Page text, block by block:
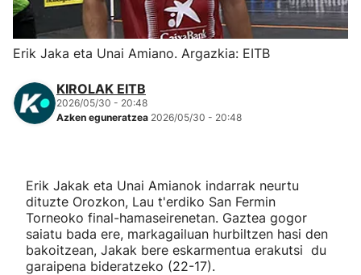
Herri-kirolak
Kirolak 360
Mendi-lasterketak
Kirol gehiago
Erik Jaka eta Unai Amiano. Argazkia: EITB
KIROLAK EITB
2026/05/30 - 20:48
Azken eguneratzea 2026/05/30 - 20:48
Erik Jakak eta Unai Amianok indarrak neurtu
dituzte Orozkon, Lau t'erdiko San Fermin
Torneoko final-hamaseirenetan. Gaztea gogor
saiatu bada ere, markagailuan hurbiltzen hasi den
bakoitzean, Jakak bere eskarmentua erakutsi du
garaipena bideratzeko (22-17).